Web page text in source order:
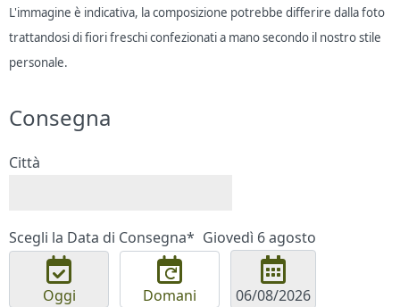
L'immagine è indicativa, la composizione potrebbe differire dalla foto
trattandosi di fiori freschi confezionati a mano secondo il nostro stile
personale.
Consegna
Città
Scegli la Data di Consegna* Giovedì 6 agosto
Oggi Domani